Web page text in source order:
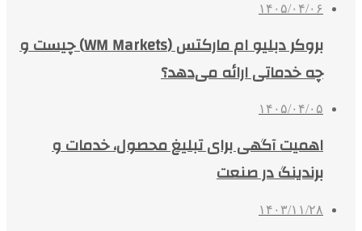
۱۴۰۵/۰۴/۰۶
بروکر دبلیو ام مارکتس (WM Markets) چیست و
چه خدماتی ارائه می‌دهد؟
۱۴۰۵/۰۴/۰۵
اهمیت آگهی برای تبلیغ محصول، خدمات و
برندینگ در صنعت
۱۴۰۳/۱۱/۲۸